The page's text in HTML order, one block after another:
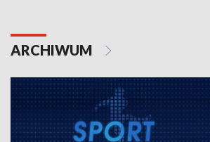
ARCHIWUM